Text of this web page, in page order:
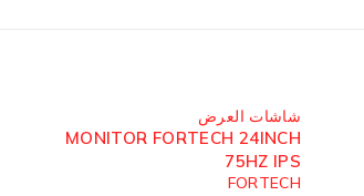
شاشات العرض
MONITOR FORTECH 24INCH
75HZ IPS
FORTECH